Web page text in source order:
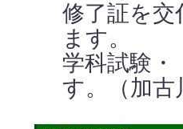
修了証を交
ます。
学科試験・
す。（加